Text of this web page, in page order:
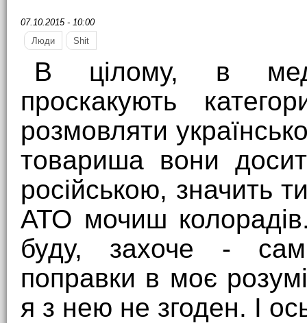
07.10.2015 - 10:00
Люди
Shit
В цілому, в
проскакують
розмовляти
товариша вони
російською, значить
АТО мочиш
буду, захоче -
поправки в моє
я з нею не згоден. І